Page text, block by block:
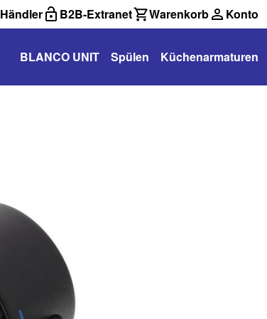
Händler B2B-Extranet Warenkorb Konto
BLANCO UNIT Spülen Küchenarmaturen